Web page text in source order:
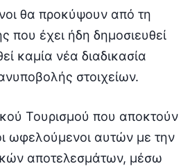
θα προκύψουν από τη
που έχει ήδη δημοσιευθεί
καμία νέα διαδικασία
στοιχείων.
Τουρισμού που αποκτούν
ωφελούμενοι αυτών με την
αποτελεσμάτων, μέσω